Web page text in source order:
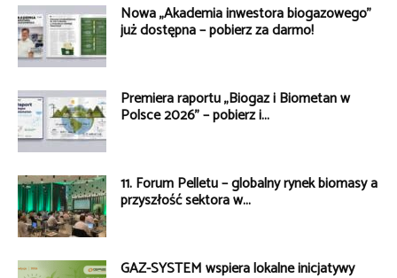
Nowa „Akademia inwestora biogazowego”
już dostępna – pobierz za darmo!
Premiera raportu „Biogaz i Biometan w
Polsce 2026” – pobierz i...
11. Forum Pelletu – globalny rynek biomasy a
przyszłość sektora w...
GAZ-SYSTEM wspiera lokalne inicjatywy